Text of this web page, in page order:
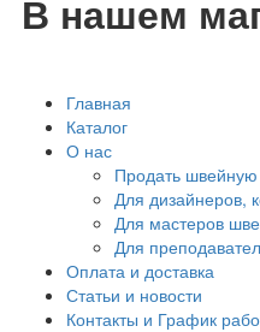
В нашем
Главная
Каталог
О нас
Продать швейную
Для дизайнеров,
Для мастеров
Для
Оплата и доставка
Статьи и новости
Контакты и График